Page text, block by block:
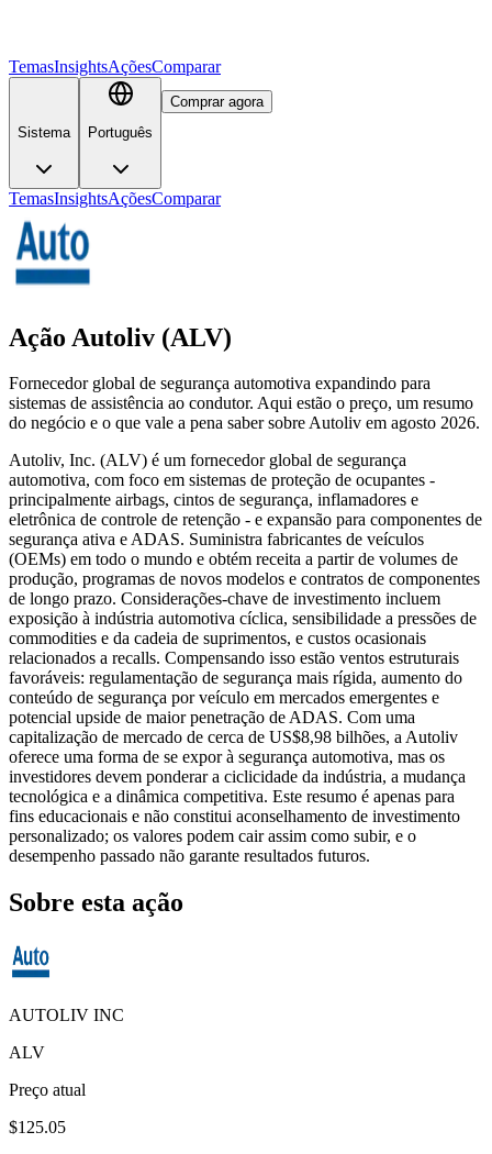
TemasInsightsAçõesComparar
Sistema Português
Comprar agora
TemasInsightsAçõesComparar
Ação Autoliv (ALV)
Fornecedor global de segurança automotiva expandindo para
sistemas de assistência ao condutor. Aqui estão o preço, um resumo
do negócio e o que vale a pena saber sobre Autoliv em agosto 2026.
Autoliv, Inc. (ALV) é um fornecedor global de segurança
automotiva, com foco em sistemas de proteção de ocupantes -
principalmente airbags, cintos de segurança, inflamadores e
eletrônica de controle de retenção - e expansão para componentes de
segurança ativa e ADAS. Suministra fabricantes de veículos
(OEMs) em todo o mundo e obtém receita a partir de volumes de
produção, programas de novos modelos e contratos de componentes
de longo prazo. Considerações-chave de investimento incluem
exposição à indústria automotiva cíclica, sensibilidade a pressões de
commodities e da cadeia de suprimentos, e custos ocasionais
relacionados a recalls. Compensando isso estão ventos estruturais
favoráveis: regulamentação de segurança mais rígida, aumento do
conteúdo de segurança por veículo em mercados emergentes e
potencial upside de maior penetração de ADAS. Com uma
capitalização de mercado de cerca de US$8,98 bilhões, a Autoliv
oferece uma forma de se expor à segurança automotiva, mas os
investidores devem ponderar a ciclicidade da indústria, a mudança
tecnológica e a dinâmica competitiva. Este resumo é apenas para
fins educacionais e não constitui aconselhamento de investimento
personalizado; os valores podem cair assim como subir, e o
desempenho passado não garante resultados futuros.
Sobre esta ação
AUTOLIV INC
ALV
Preço atual
$125.05